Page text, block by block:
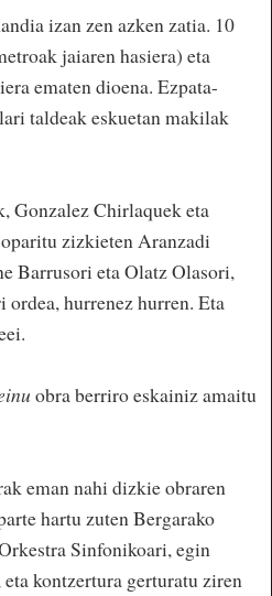
izan zen azken zatia. 10
jaiaren hasiera) eta
ematen dioena. Ezpata-
taldeak eskuetan makilak
Gonzalez Chirlaquek eta
zizkieten Aranzadi
Barrusori eta Olatz Olasori,
ordea, hurrenez hurren. Eta
obra berriro eskainiz amaitu
eman nahi dizkie obraren
hartu zuten Bergarako
Sinfonikoari, egin
kontzertura gerturatu ziren